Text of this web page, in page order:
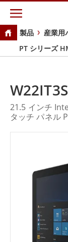
製品 産業用
PT シリーズ
21.5 インチ
タッチ パネル